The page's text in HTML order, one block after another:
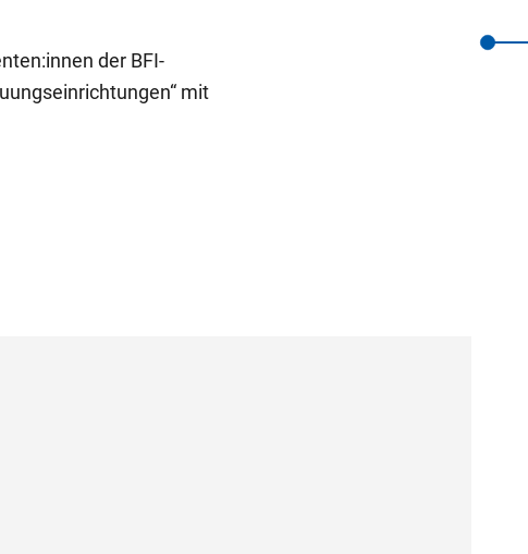
der BFI-
mit